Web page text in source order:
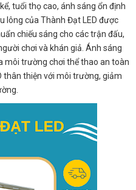
tuổi thọ cao, ánh sáng ổn định
lông của Thành Đạt LED được
chiếu sáng cho các trận đấu,
chơi và khán giả. Ánh sáng
môi trường chơi thể thao an toàn
thân thiện với môi trường, giảm